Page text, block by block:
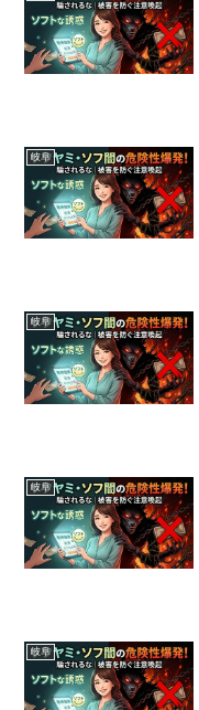
岐阜
岐阜
岐阜
岐阜